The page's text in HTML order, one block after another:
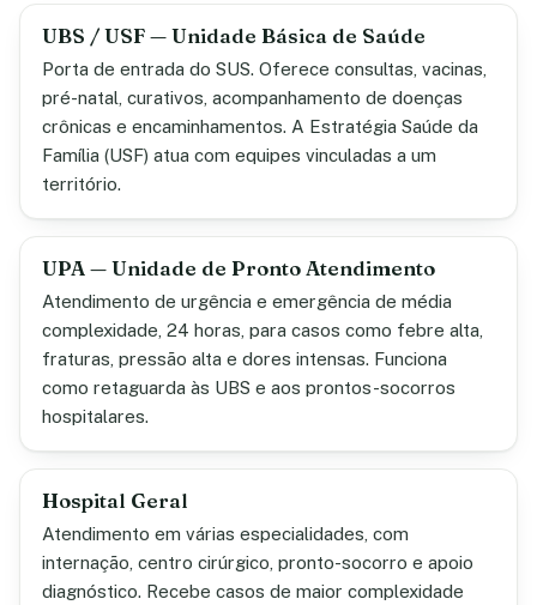
UBS / USF — Unidade Básica de Saúde
Porta de entrada do SUS. Oferece consultas, vacinas,
pré-natal, curativos, acompanhamento de doenças
crônicas e encaminhamentos. A Estratégia Saúde da
Família (USF) atua com equipes vinculadas a um
território.
UPA — Unidade de Pronto Atendimento
Atendimento de urgência e emergência de média
complexidade, 24 horas, para casos como febre alta,
fraturas, pressão alta e dores intensas. Funciona
como retaguarda às UBS e aos prontos-socorros
hospitalares.
Hospital Geral
Atendimento em várias especialidades, com
internação, centro cirúrgico, pronto-socorro e apoio
diagnóstico. Recebe casos de maior complexidade